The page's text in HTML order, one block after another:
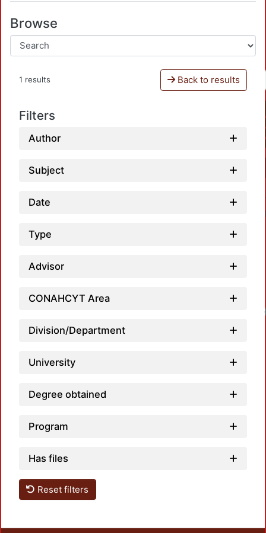
Browse
1 results Back to results
Filters
Author
Subject
Date
Type
Advisor
CONAHCYT Area
Division/Department
University
Degree obtained
Program
Has files
Reset filters